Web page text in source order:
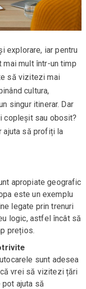
explorare, iar pentru
mai mult într-un timp
să vizitezi mai
cultura,
singur itinerar. Dar
copleșit sau obosit?
ajuta să profiți la
apropiate geografic
este un exemplu
legate prin trenuri
logic, astfel încât să
prețios.
sunt adesea
vrei să vizitezi țări
ajuta să